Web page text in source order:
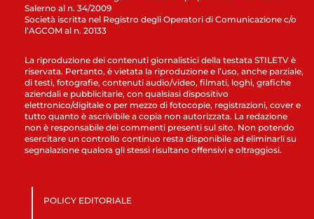
Salerno al n. 34/2009
Società iscritta nel Registro degli Operatori di Comunicazione c/o
l’AGCOM al n. 20133
La riproduzione dei contenuti giornalistici della testata STILETV è
riservata. Pertanto, è vietata la riproduzione e l’uso, anche parziale,
di testi, fotografie, contenuti audio/video, filmati, loghi, grafiche
aziendali e pubblicitarie, con qualsiasi dispositivo
elettronico/digitale o per mezzo di fotocopie, registrazioni, cover e
tutto quanto è ascrivibile a copia non autorizzata. La redazione
non è responsabile dei commenti presenti sul sito. Non potendo
esercitare un controllo continuo resta disponibile ad eliminarli su
segnalazione qualora gli stessi risultano offensivi e oltraggiosi.
POLICY EDITORIALE